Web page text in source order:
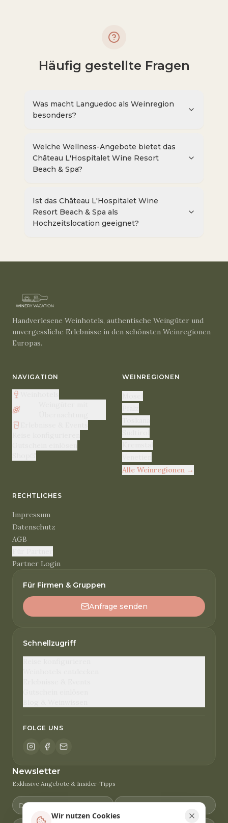
Häufig gestellte Fragen
Was macht Languedoc als Weinregion
besonders?
Welche Wellness-Angebote bietet das
Château L'Hospitalet Wine Resort
Beach & Spa?
Ist das Château L'Hospitalet Wine
Resort Beach & Spa als
Hochzeitslocation geeignet?
Handverlesene Weinhotels, authentische Weingüter und
unvergessliche Erlebnisse in den schönsten Weinregionen
Europas.
NAVIGATION WEINREGIONEN
Alle Weinregionen →
RECHTLICHES
Impressum
Datenschutz
AGB
Partner Login
Für Firmen & Gruppen
Anfrage senden
Schnellzugriff
FOLGE UNS
Newsletter
Exklusive Angebote & Insider-Tipps
Wir nutzen Cookies